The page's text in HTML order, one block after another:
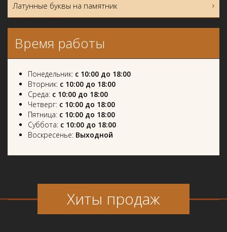
Латунные буквы на памятник
Время работы
Понедельник: с 10:00 до 18:00
Вторник: с 10:00 до 18:00
Среда: с 10:00 до 18:00
Четверг: с 10:00 до 18:00
Пятница: с 10:00 до 18:00
Суббота: с 10:00 до 18:00
Воскресенье: Выходной
Хиты продаж